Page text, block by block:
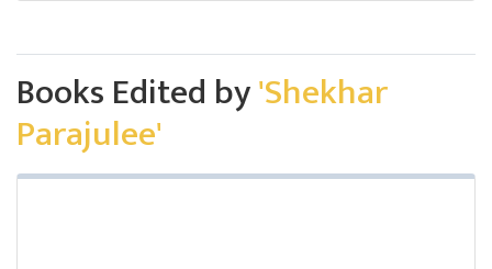
Books Edited by'Shekhar
Parajulee'